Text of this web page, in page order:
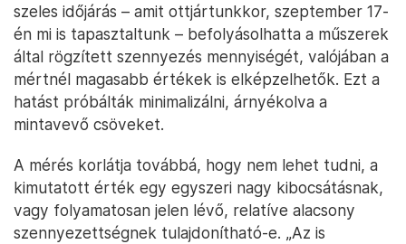
szeles időjárás – amit ottjártunkkor, szeptember 17-
én mi is tapasztaltunk – befolyásolhatta a műszerek
által rögzített szennyezés mennyiségét, valójában a
mértnél magasabb értékek is elképzelhetők. Ezt a
hatást próbálták minimalizálni, árnyékolva a
mintavevő csöveket.
A mérés korlátja továbbá, hogy nem lehet tudni, a
kimutatott érték egy egyszeri nagy kibocsátásnak,
vagy folyamatosan jelen lévő, relatíve alacsony
szennyezettségnek tulajdonítható-e. „Az is